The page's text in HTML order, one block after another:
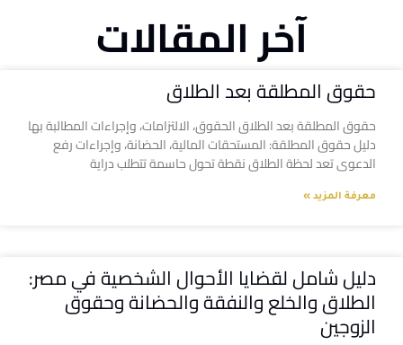
آخر المقالات
حقوق المطلقة بعد الطلاق
حقوق المطلقة بعد الطلاق الحقوق، الالتزامات، وإجراءات المطالبة بها
دليل حقوق المطلقة: المستحقات المالية، الحضانة، وإجراءات رفع
الدعوى تعد لحظة الطلاق نقطة تحول حاسمة تتطلب دراية
معرفة المزيد »
دليل شامل لقضايا الأحوال الشخصية في مصر:
الطلاق والخلع والنفقة والحضانة وحقوق
الزوجين